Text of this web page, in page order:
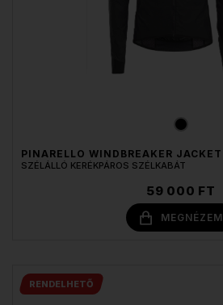
PINARELLO WINDBREAKER JACKET
SZÉLÁLLÓ KERÉKPÁROS SZÉLKABÁT
59 000 FT
MEGNÉZEM
RENDELHETŐ